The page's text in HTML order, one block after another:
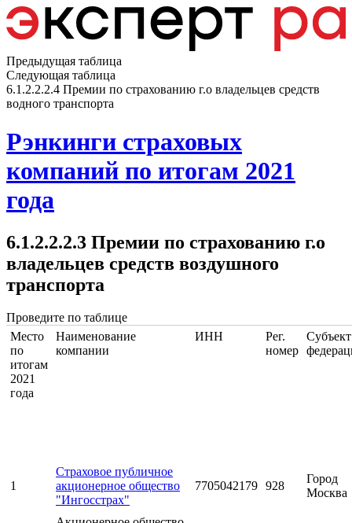
Предыдущая таблица
Следующая таблица
6.1.2.2.2.4 Премии по страхованию г.о владельцев средств
водного транспорта
Рэнкинги страховых
компаний по итогам 2021
года
6.1.2.2.2.3 Премии по страхованию г.о
владельцев средств воздушного
транспорта
Проведите по таблице
Место
по
итогам
2021
года
Наименование
компании
ИНН
Рег.
номер
Субъект
1
Страховое публичное
акционерное общество
"Ингосстрах"
7705042179 928
Город
Москва